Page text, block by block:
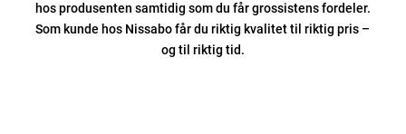
hos produsenten samtidig som du får grossistens fordeler.
Som kunde hos Nissabo får du riktig kvalitet til riktig pris –
og til riktig tid.